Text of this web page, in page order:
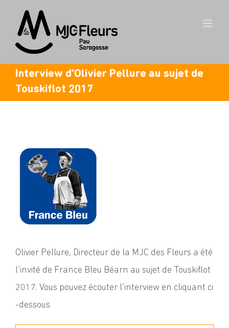
content
Interview d’Olivier Pellure au sujet de
Touskiflot 2017
View
Larger
Olivier Pellure, Directeur de la MJC des Fleurs a été
l’invité de France Bleu Béarn au sujet de Touskiflot
2017. Vous pouvez écouter l’interview en cliquant ci
-dessous